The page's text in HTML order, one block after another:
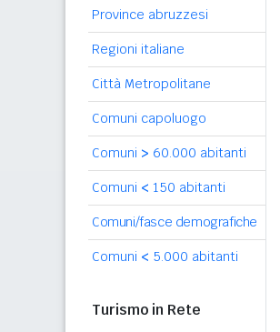
Province abruzzesi
Regioni italiane
Città Metropolitane
Comuni capoluogo
Comuni > 60.000 abitanti
Comuni < 150 abitanti
Comuni/fasce demografiche
Comuni < 5.000 abitanti
Turismo in Rete